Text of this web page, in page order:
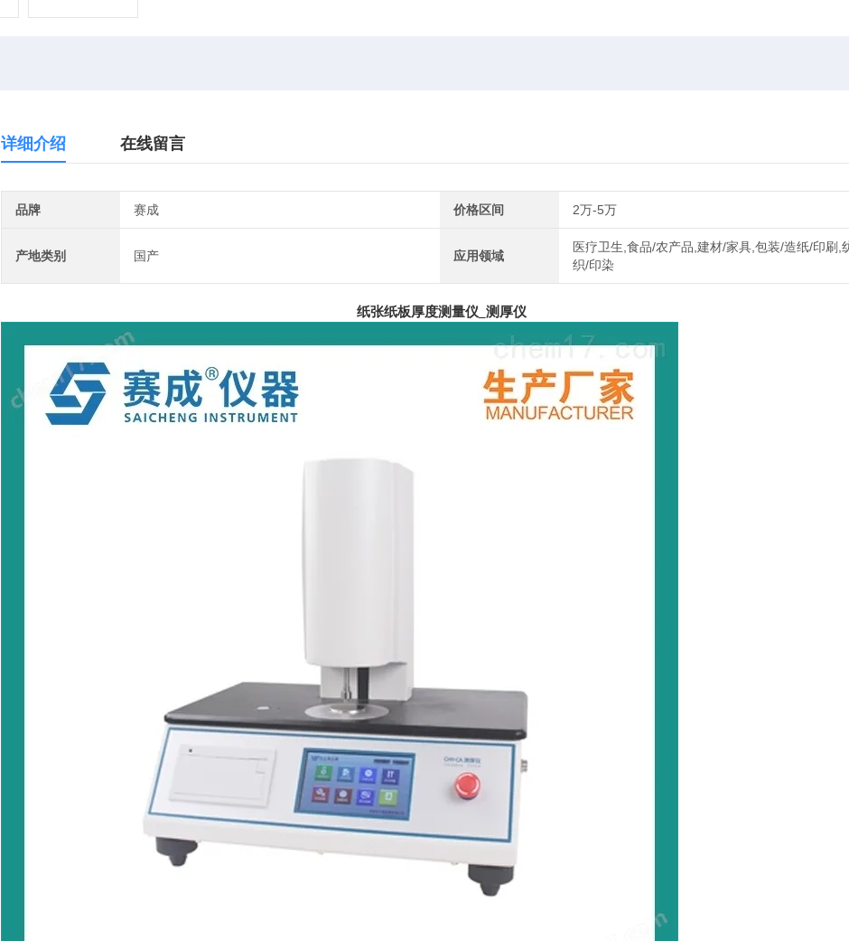
详细介绍 在线留言
品牌 赛成 价格区间 2万-5万
产地类别 国产 应用领域
医疗卫生,食品/农产品,建材/家具,包装/造纸/印刷,
织/印染
纸张纸板厚度测量仪_测厚仪